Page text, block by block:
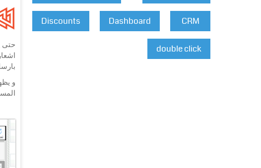
CRM
Dashboard
Discounts
double click
حتى
و